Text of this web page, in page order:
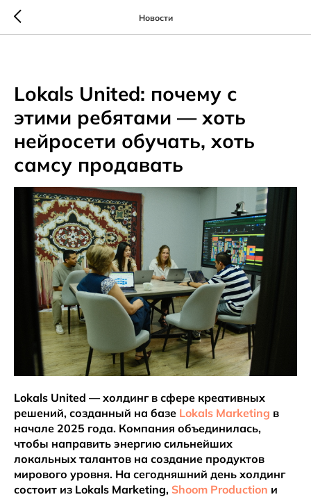
Новости
Lokals United: почему с
этими ребятами — хоть
нейросети обучать, хоть
самсу продавать
Lokals United — холдинг в сфере креативных
решений, созданный на базе Lokals Marketing в
начале 2025 года. Компания объединилась,
чтобы направить энергию сильнейших
локальных талантов на создание продуктов
мирового уровня. На сегодняшний день холдинг
состоит из Lokals Marketing, Shoom Production и